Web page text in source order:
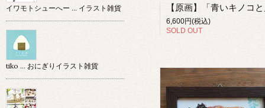
6,600円(税込)
SOLD OUT
イワモトシューへー … イラスト雑貨
tiko … おにぎりイラスト雑貨